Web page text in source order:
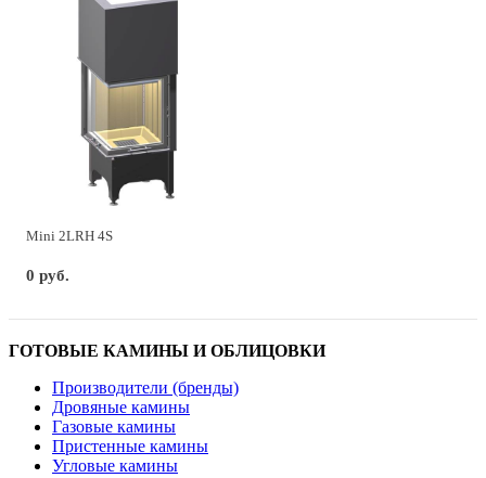
Mini 2LRH 4S
0 руб.
ГОТОВЫЕ КАМИНЫ И ОБЛИЦОВКИ
Производители (бренды)
Дровяные камины
Газовые камины
Пристенные камины
Угловые камины